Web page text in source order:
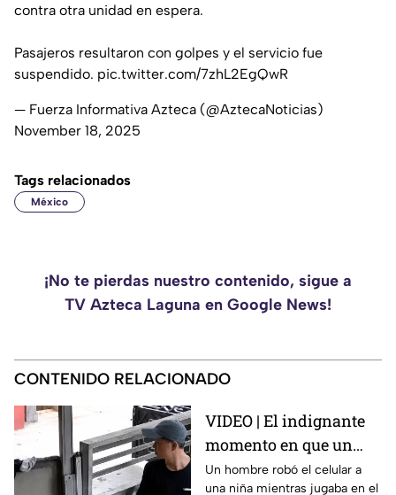
contra otra unidad en espera.
Pasajeros resultaron con golpes y el servicio fue
suspendido. pic.twitter.com/7zhL2EgQwR
— Fuerza Informativa Azteca (@AztecaNoticias)
November 18, 2025
Tags relacionados
México
¡No te pierdas nuestro contenido, sigue a
TV Azteca Laguna en Google News!
CONTENIDO RELACIONADO
VIDEO | El indignante
momento en que un
hombre roba el celular
Un hombre robó el celular a
una niña mientras jugaba en el